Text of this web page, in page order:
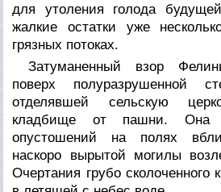
для утоления голода
жалкие остатки уже
грязных потоках.
Затуманенный взор
поверх полуразрушенной
отделявшей сельскую
кладбище от пашни. Она
опустошений на полях
наскоро вырытой могилы
Очертания грубо сколоченного